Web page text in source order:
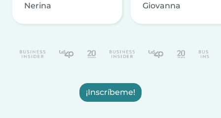
Nerina Giovanna
¡Inscríbeme!